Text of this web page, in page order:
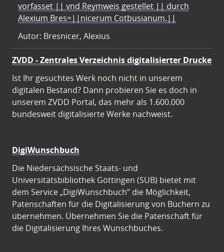
vorfasset || vnd Reymweis gestellet || durch
Alexium Bres=||nicerum Cotbusianum.||
Autor: Bresnicer, Alexius
ZVDD - Zentrales Verzeichnis digitalisierter Drucke
Ist Ihr gesuchtes Werk noch nicht in unserem
digitalen Bestand? Dann probieren Sie es doch in
unserem ZVDD Portal, das mehr als 1.600.000
bundesweit digitalisierte Werke nachweist.
DigiWunschbuch
Die Niedersächsische Staats- und
Universitätsbibliothek Göttingen (SUB) bietet mit
dem Service „DigiWunschbuch” die Möglichkeit,
Patenschaften für die Digitalisierung von Büchern zu
übernehmen. Übernehmen Sie die Patenschaft für
die Digitalisierung Ihres Wunschbuches.